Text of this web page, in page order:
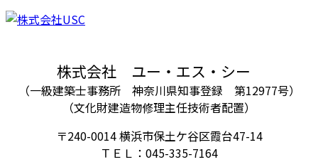
株式会社 ユー・エス・シー
（一級建築士事務所 神奈川県知事登録 第12977号）
（文化財建造物修理主任技術者配置）
〒240-0014 横浜市保土ケ谷区霞台47-14
ＴＥＬ：045-335-7164